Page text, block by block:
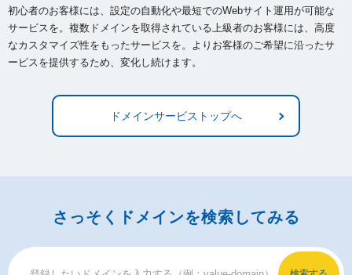
初心者のお客様には、設定の自動化や最短でのWebサイト運用が可能な
サービスを。複数ドメインを取得されている上級者のお客様には、 高度
なカスタマイズ性をもったサービスを。よりお客様のご希望に沿ったサ
ービスを提供するため、変化し続けます。
ドメインサービストップへ
さっそくドメインを検索してみる